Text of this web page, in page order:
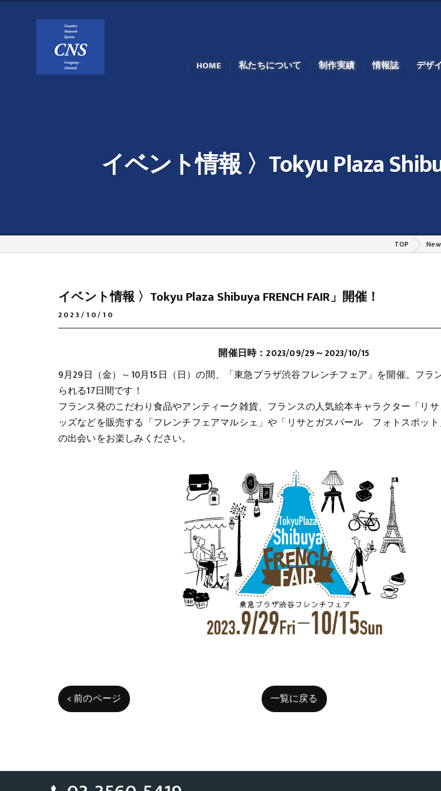
HOME 私たちについて 制作実績 情報誌 デザ
イベント情報 〉Tokyu Plaza
TOP
イベント情報 〉Tokyu Plaza Shibuya FRENCH FAIR」開催！
2023/10/10
開催日時：2023/09/29～2023/10/15
9月29日（金）～10月15日（日）の間、「東急プラザ渋谷フレンチフェア」を開催。フラ
られる17日間です！
フランス発のこだわり食品やアンティーク雑貨、フランスの人気絵本キャラクター「リ
ッズなどを販売する「フレンチフェアマルシェ」や「リサとガスパール フォトスポット
の出会いをお楽しみください。
< 前のページ 一覧に戻る